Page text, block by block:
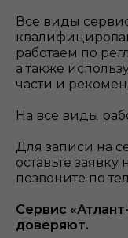
Все виды
работаем по
а также
части и
На все виды
Для записи на
оставьте
позвоните по
Сервис
доверяют.